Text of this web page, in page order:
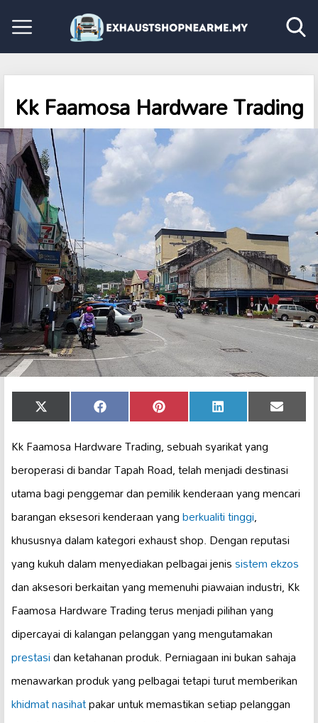
Kk Faamosa Hardware Trading
Share
on
X
(Twitter)
Share
on
Facebook Share
on
Pinterest Share
on
LinkedIn Share
on
Email
Kk Faamosa Hardware Trading, sebuah syarikat yang
beroperasi di bandar Tapah Road, telah menjadi destinasi
utama bagi penggemar dan pemilik kenderaan yang mencari
barangan eksesori kenderaan yangberkualiti tinggi,
khususnya dalam kategori exhaust shop. Dengan reputasi
yang kukuh dalam menyediakan pelbagai jenissistem ekzos
dan aksesori berkaitan yang memenuhi piawaian industri, Kk
Faamosa Hardware Trading terus menjadi pilihan yang
dipercayai di kalangan pelanggan yang mengutamakan
prestasidan ketahanan produk. Perniagaan ini bukan sahaja
menawarkan produk yang pelbagai tetapi turut memberikan
khidmat nasihatpakar untuk memastikan setiap pelanggan